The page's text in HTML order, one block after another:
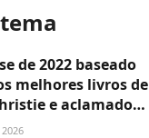
de 2022 baseado
melhores livros de
e aclamado
já está disponível